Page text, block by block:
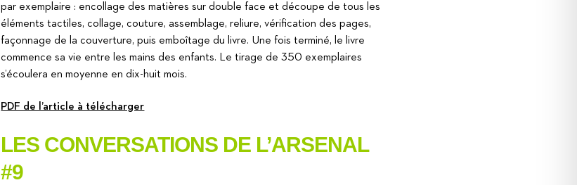
par exemplaire : encollage des matières sur double face et découpe de tous les
éléments tactiles, collage, couture, assemblage, reliure, vérification des pages,
façonnage de la couverture, puis emboîtage du livre. Une fois terminé, le livre
commence sa vie entre les mains des enfants. Le tirage de 350 exemplaires
s’écoulera en moyenne en dix-huit mois.
PDF de l’article à télécharger
LES CONVERSATIONS DE L’ARSENAL
#9